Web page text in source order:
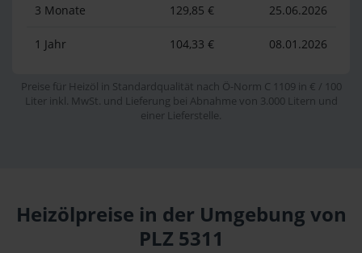
3 Monate 129,85 € 25.06.2026
1 Jahr 104,33 € 08.01.2026
Preise für Heizöl in Standardqualität nach Ö-Norm C 1109 in € / 100
Liter inkl. MwSt. und Lieferung bei Abnahme von 3.000 Litern und
einer Lieferstelle.
Heizölpreise in der Umgebung von
PLZ 5311